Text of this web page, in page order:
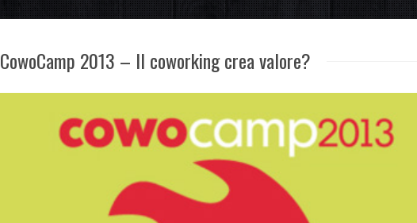
CowoCamp 2013 – Il coworking crea valore?